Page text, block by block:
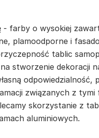
- farby o wysokiej
plamoodporne i
tablic
stworzenie dekoracji
odpowiedzialność,
związanych z tymi
skorzystanie z
aluminiowych.